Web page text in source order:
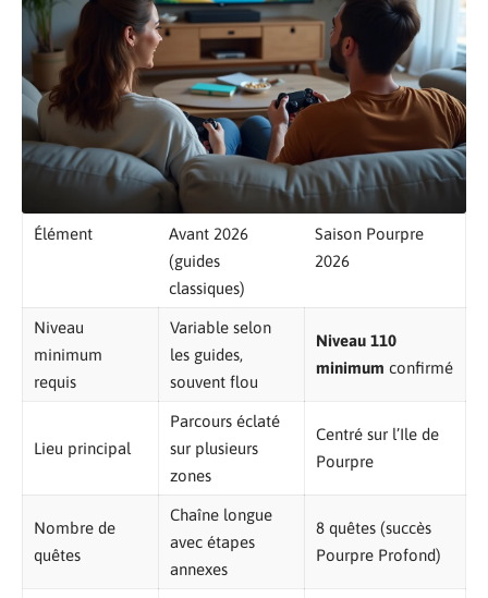
Élément
Avant 2026
(guides
classiques)
Saison Pourpre
2026
Niveau
minimum
requis
Variable selon
les guides,
souvent flou
Niveau 110
minimum confirmé
Lieu principal
Parcours éclaté
sur plusieurs
zones
Centré sur l’Ile de
Pourpre
Nombre de
quêtes
Chaîne longue
avec étapes
annexes
8 quêtes (succès
Pourpre Profond)